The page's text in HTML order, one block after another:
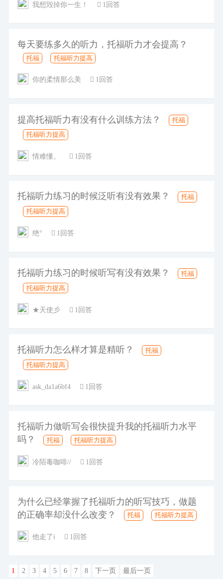
我想毁掉你一生！ 1回答
每天要练多久的听力，托福听力才会提高？
托福 托福听力提高
你的柔情那么美 1回答
提高托福听力有没有什么训练方法？
托福
托福听力提高
情难懂。 1回答
托福听力练习的时候泛听有没有效果？
托福
托福听力提高
绝° 1回答
托福听力练习的时候听写有没有效果？
托福
托福听力提高
★天使彡 1回答
托福听力怎么样才算是精听？
托福
托福听力提高
ask_da1a6bf4 1回答
托福听力做听写会很快提升我的托福听力水平
吗？
托福 托福听力提高
冷陌毒咖啡// 1回答
为什么已经掌握了托福听力的听写技巧，做题
的正确率却没什么改变？
托福 托福听力提高
他走了i 1回答
1 2 3 4 5 6 7 8 下一页 最后一页